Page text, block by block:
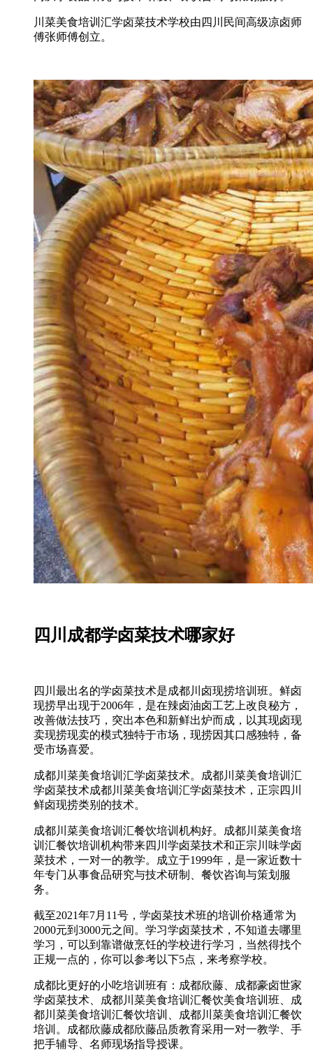
川菜美食培训汇学卤菜技术学校由四川民间高级凉卤师
傅张师傅创立。
四川成都学卤菜技术哪家好
四川最出名的学卤菜技术是成都川卤现捞培训班。鲜卤
现捞早出现于2006年，是在辣卤油卤工艺上改良秘方，
改善做法技巧，突出本色和新鲜出炉而成，以其现卤现
卖现捞现卖的模式独特于市场，现捞因其口感独特，备
受市场喜爱。
成都川菜美食培训汇学卤菜技术。成都川菜美食培训汇
学卤菜技术成都川菜美食培训汇学卤菜技术，正宗四川
鲜卤现捞类别的技术。
成都川菜美食培训汇餐饮培训机构好。成都川菜美食培
训汇餐饮培训机构带来四川学卤菜技术和正宗川味学卤
菜技术，一对一的教学。成立于1999年，是一家近数十
年专门从事食品研究与技术研制、餐饮咨询与策划服
务。
截至2021年7月11号，学卤菜技术班的培训价格通常为
2000元到3000元之间。学习学卤菜技术，不知道去哪里
学习，可以到靠谱做烹饪的学校进行学习，当然得找个
正规一点的，你可以参考以下5点，来考察学校。
成都比更好的小吃培训班有：成都欣藤、成都豪卤世家
学卤菜技术、成都川菜美食培训汇餐饮美食培训班、成
都川菜美食培训汇餐饮培训、成都川菜美食培训汇餐饮
培训。成都欣藤成都欣藤品质教育采用一对一教学、手
把手辅导、名师现场指导授课。